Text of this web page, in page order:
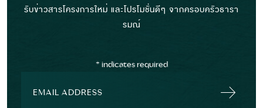
รับข่าวสารโครงการใหม่ และโปรโมชั่นดีๆ จากครอบครัวธารา
รมณ์
* indicates required